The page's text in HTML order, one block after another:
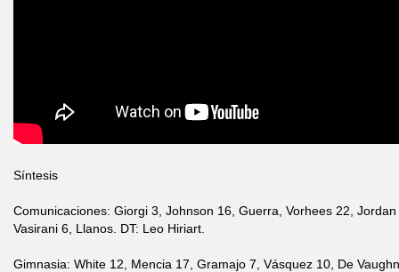
Síntesis
Comunicaciones: Giorgi 3, Johnson 16, Guerra, Vorhees 22,
Vasirani 6, Llanos. DT: Leo Hiriart.
Gimnasia: White 12, Mencia 17, Gramajo 7, Vásquez 10, De